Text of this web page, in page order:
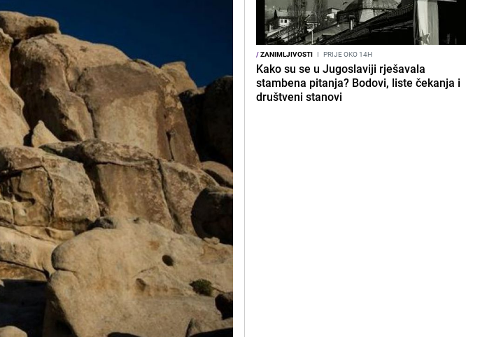
/ZANIMLJIVOSTI I PRIJE OKO 14H
Kako su se u Jugoslaviji rješavala
stambena pitanja? Bodovi, liste čekanja i
društveni stanovi